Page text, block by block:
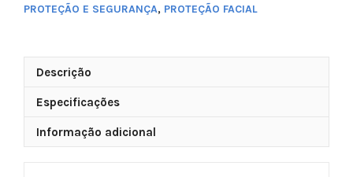
PROTEÇÃO E SEGURANÇA, PROTEÇÃO FACIAL
Descrição
Especificações
Informação adicional